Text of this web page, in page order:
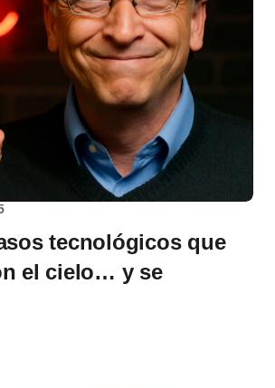
tecnológicos que
el cielo… y se